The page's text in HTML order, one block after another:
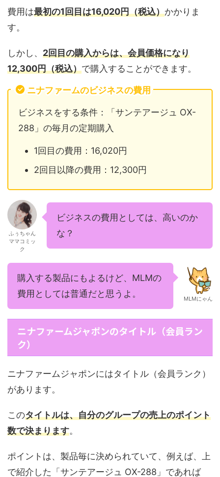
費用は最初の1回目は16,020円（税込）かかりま
す。
しかし、 2回目の購入からは、会員価格になり
12,300円（税込）で購入することができます。
ニナファームのビジネスの費用
ビジネスをする条件：「サンテアージュ OX-
288」の毎月の定期購入
1回目の費用：16,020円
2回目以降の費用：12,300円
ふぅちゃん
ママコミッ
ク
ビジネスの費用としては、高いのか
な？
購入する製品にもよるけど、MLMの
費用としては普通だと思うよ。
MLMにゃん
ニナファームジャポンのタイトル（会員ラン
ク）
ニナファームジャポンにはタイトル（会員ランク）
があります。
このタイトルは、自分のグループの売上のポイント
数で決まります。
ポイントは、製品毎に決められていて、例えば、上
で紹介した「サンテアージュ OX-288」であれば